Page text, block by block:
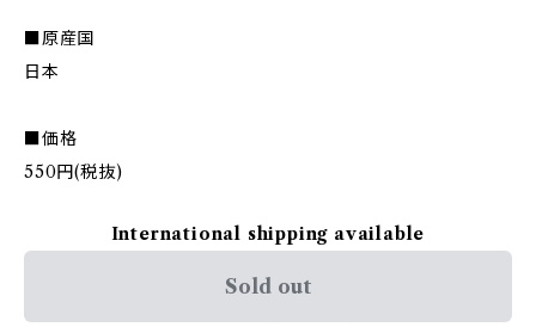
■原産国
日本
■価格
550円(税抜)
International shipping available
Sold out